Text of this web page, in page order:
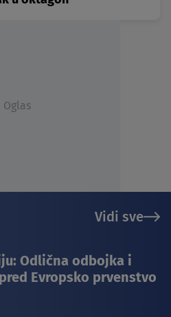
Oglas
Vidi sve
Odlična odbojka i
Evropsko prvenstvo